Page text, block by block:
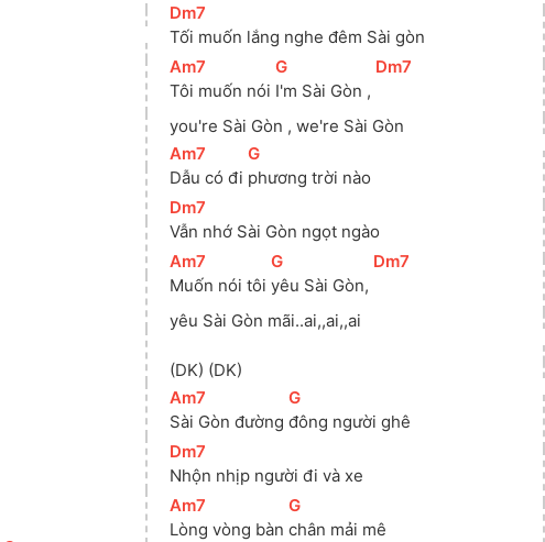
[Dm7
Tối muốn lắng nghe đêm Sài gòn
[
Am7
Tôi muốn nói
[
G
I'm Sài Gòn ,
[Dm7
you're Sài Gòn , we're Sài Gòn
[
Am7
Dẫu có đi
[
G
phương trời nào
[Dm7
Vẫn nhớ Sài Gòn ngọt ngào
[
Am7
Muốn nói tôi
[
G
yêu Sài Gòn,
[Dm7
yêu Sài Gòn mãi..ai,,ai,,ai
(DK) (DK)
[
Am7
Sài Gòn đường
[
G
đông người ghê
[Dm7
Nhộn nhịp người đi và xe
[
Am7
Lòng vòng bàn
[
G
chân mải mê